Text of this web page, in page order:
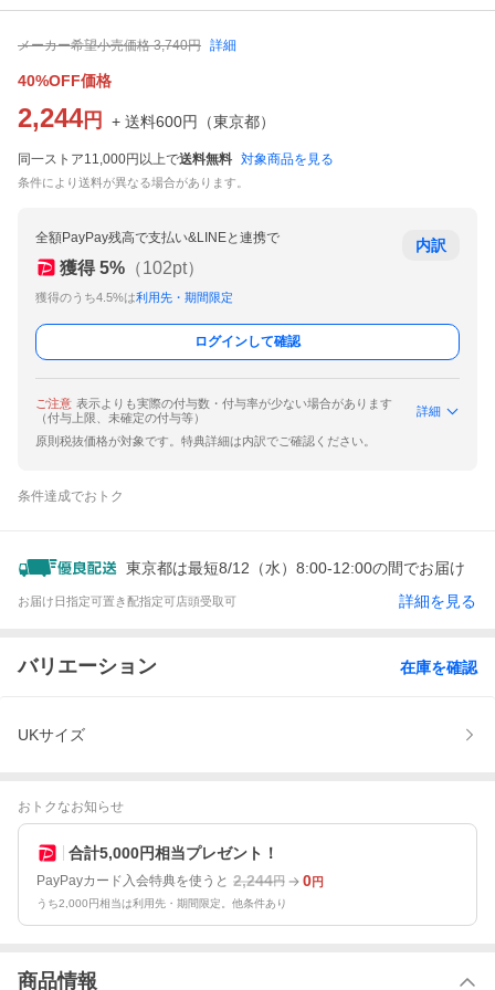
メーカー希望小売価格 3,740円 詳細
40%OFF価格
2,244円 + 送料600円 （東京都）
同一ストア11,000円以上で送料無料 対象商品を見る
条件により送料が異なる場合があります。
全額PayPay残高で支払い&LINEと連携で
獲得 5% （102pt）
獲得のうち4.5%は利用先・期間限定
内訳
ログインして確認
ご注意 表示よりも実際の付与数・付与率が少ない場合があります
（付与上限、未確定の付与等）
詳細
原則税抜価格が対象です。特典詳細は内訳でご確認ください。
条件達成でおトク
東京都は最短8/12（水）8:00-12:00の間でお届け
お届け日指定可置き配指定可 店頭受取可 詳細を見る
バリエーション 在庫を確認
UKサイズ
おトクなお知らせ
合計5,000円相当プレゼント！
PayPayカード入会特典を使うと 2,244円 0円
うち2,000円相当は利用先・期間限定。他条件あり
商品情報